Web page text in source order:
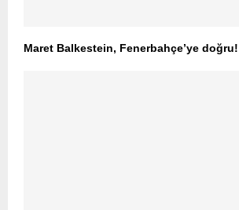
Maret Balkestein, Fenerbahçe’ye doğru!